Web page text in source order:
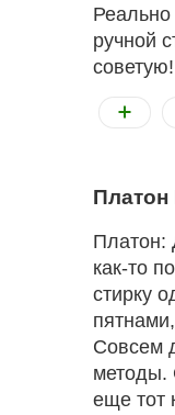
ручной
советую!
Платон
Платон:
как-то
стирку
Совсем
методы.
еще тот